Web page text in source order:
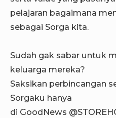
pelajaran bagaimana
sebagai Sorga kita.
Sudah gak sabar untuk
keluarga mereka?
Saksikan perbincangan
Sorgaku hanya
di GoodNews